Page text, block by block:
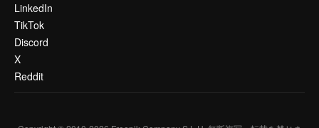
LinkedIn
TikTok
Discord
X
Reddit